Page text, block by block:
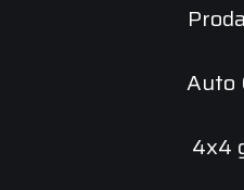
Auto
4x4